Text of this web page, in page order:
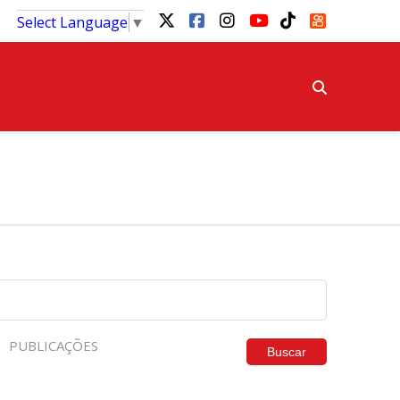
Select Language ▼
PUBLICAÇÕES Buscar